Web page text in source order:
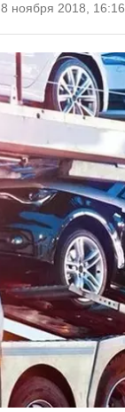
8 ноября 2018, 16:16